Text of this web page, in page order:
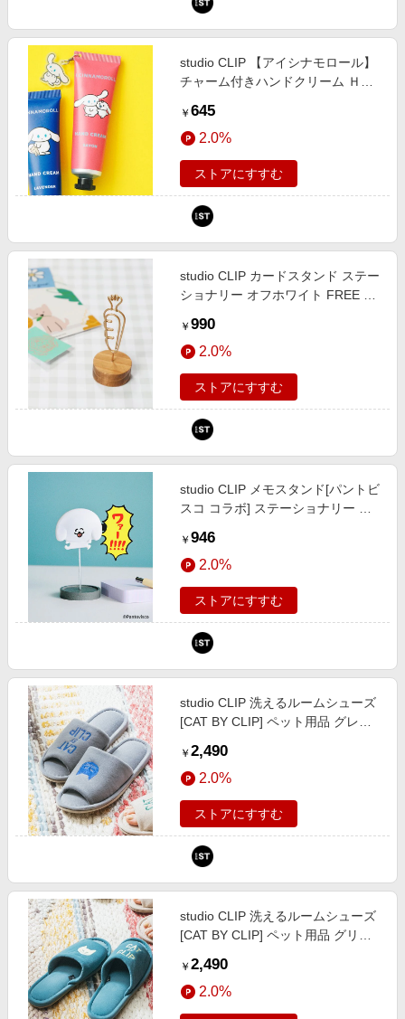
studio CLIP 【アイシナモロール】
チャーム付きハンドクリーム Ｈ＆
プ 632241 and ST アンドエスティ
（旧ドットエスティ）
￥ 645
2.0%
ストアにすすむ
studio CLIP カードスタンド ステー
ショナリー オフホワイト FREE ス
ンドエスティ（旧ドットエスティ）
￥ 990
2.0%
ストアにすすむ
studio CLIP メモスタンド[パントビ
スコ コラボ] ステーショナリー ホ
and ST アンドエスティ（旧ドット
エスティ）
￥ 946
2.0%
ストアにすすむ
studio CLIP 洗えるルームシューズ
[CAT BY CLIP] ペット用品 グレー
and ST アンドエスティ（旧ドット
エスティ）
￥ 2,490
2.0%
ストアにすすむ
studio CLIP 洗えるルームシューズ
[CAT BY CLIP] ペット用品 グリー
and ST アンドエスティ（旧ドット
エスティ）
￥ 2,490
2.0%